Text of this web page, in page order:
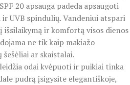
20 apsauga padeda apsaugoti
ir UVB spindulių. Vandeniui atspari
ir komfortą visos dienos
ne tik kaip makiažo
ar skaistalai.
odai kvėpuoti ir puikiai tinka
pudrą įsigysite elegantiškoje,